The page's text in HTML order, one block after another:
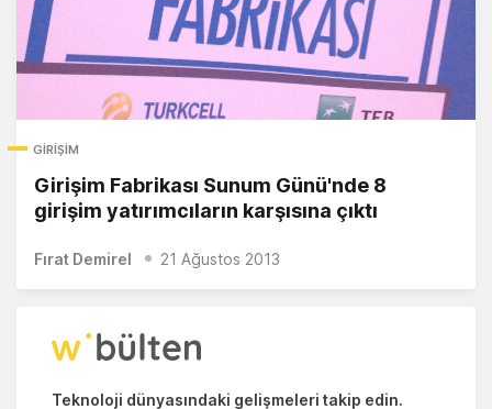
GIRIŞIM
Girişim Fabrikası Sunum Günü'nde 8
girişim yatırımcıların karşısına çıktı
Fırat Demirel 21 Ağustos 2013
Teknoloji dünyasındaki gelişmeleri takip edin.